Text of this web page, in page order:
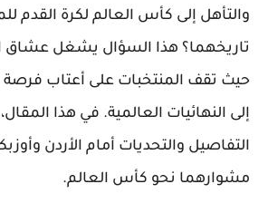
والتأهل إلى كأس العالم لكرة القدم
تاريخهما؟ هذا السؤال يشغل عشاق
حيث تقف المنتخبات على أعتاب فرصة
إلى النهائيات العالمية. في هذا
التفاصيل والتحديات أمام الأردن
مشوارهما نحو كأس العالم.